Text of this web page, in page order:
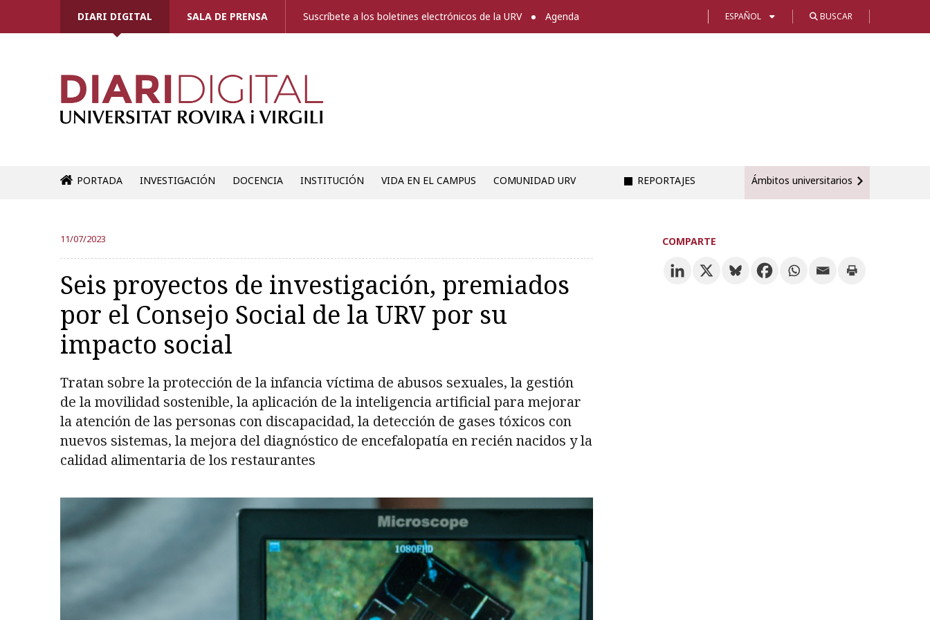
DIARI DIGITAL SALA DE PRENSA Suscríbete a los boletines electrónicos de la URV Agenda ESPAÑOL BUSCAR
PORTADA INVESTIGACIÓN DOCENCIA INSTITUCIÓN VIDA EN EL CAMPUS COMUNIDAD URV REPORTAJES Ámbitos universitarios
11/07/2023
Seis proyectos de investigación, premiados
por el Consejo Social de la URV por su
impacto social
Tratan sobre la protección de la infancia víctima de abusos sexuales, la gestión
de la movilidad sostenible, la aplicación de la inteligencia artificial para mejorar
la atención de las personas con discapacidad, la detección de gases tóxicos con
nuevos sistemas, la mejora del diagnóstico de encefalopatía en recién nacidos y la
calidad alimentaria de los restaurantes
COMPARTE